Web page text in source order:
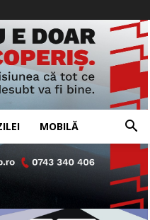
MOBILĂ